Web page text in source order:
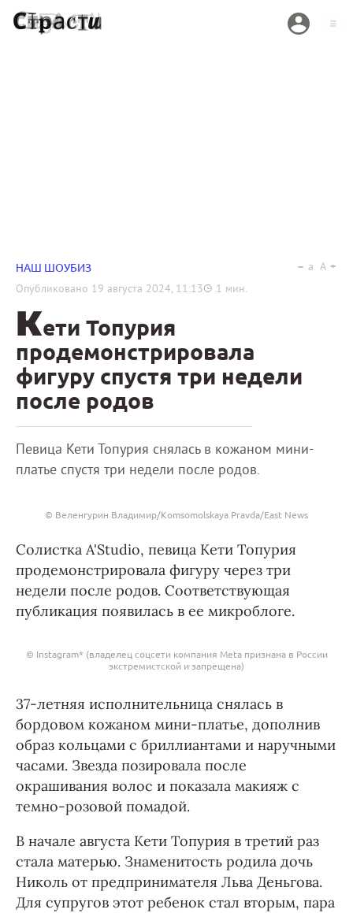
НАШ ШОУБИЗ
Опубликовано 19 августа 2024, 11:13 1 мин.
a A
Кети Топурия
продемонстрировала
фигуру спустя три недели
после родов
Певица Кети Топурия снялась в кожаном мини-
платье спустя три недели после родов.
© Веленгурин Владимир/Komsomolskaya Pravda/East News
Солистка A'Studio, певица Кети Топурия
продемонстрировала фигуру через три
недели после родов. Соответствующая
публикация появилась в ее микроблоге.
© Instagram* (владелец соцсети компания Meta признана в России
экстремистской и запрещена)
37-летняя исполнительница снялась в
бордовом кожаном мини-платье, дополнив
образ кольцами с бриллиантами и наручными
часами. Звезда позировала после
окрашивания волос и показала макияж с
темно-розовой помадой.
В начале августа Кети Топурия в третий раз
стала матерью. Знаменитость родила дочь
Николь от предпринимателя Льва Деньгова.
Для супругов этот ребенок стал вторым, пара